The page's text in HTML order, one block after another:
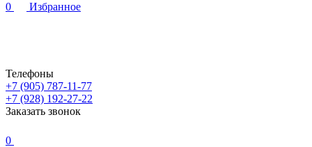
0
Избранное
Телефоны
+7 (905) 787-11-77
+7 (928) 192-27-22
Заказать звонок
0